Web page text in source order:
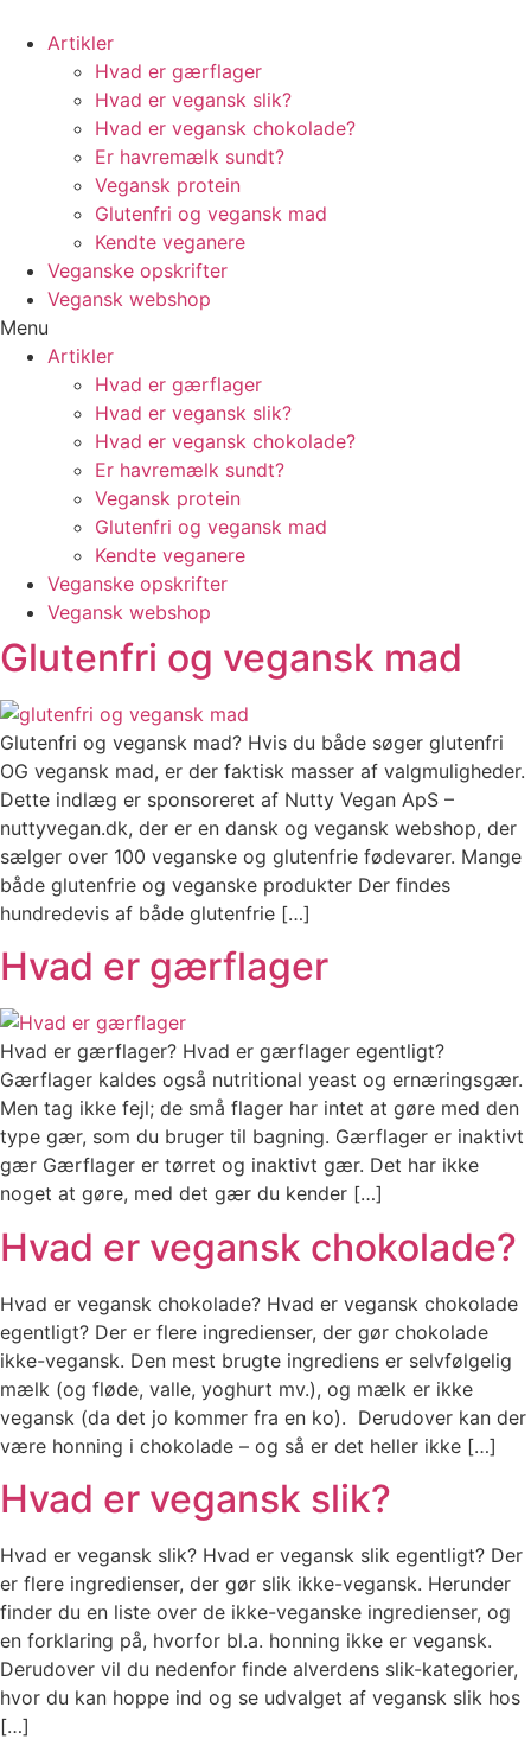
Artikler
Hvad er gærflager
Hvad er vegansk slik?
Hvad er vegansk chokolade?
Er havremælk sundt?
Vegansk protein
Glutenfri og vegansk mad
Kendte veganere
Veganske opskrifter
Vegansk webshop
Menu
Artikler
Hvad er gærflager
Hvad er vegansk slik?
Hvad er vegansk chokolade?
Er havremælk sundt?
Vegansk protein
Glutenfri og vegansk mad
Kendte veganere
Veganske opskrifter
Vegansk webshop
Glutenfri og vegansk mad
Glutenfri og vegansk mad? Hvis du både søger glutenfri
OG vegansk mad, er der faktisk masser af valgmuligheder.
Dette indlæg er sponsoreret af Nutty Vegan ApS –
nuttyvegan.dk, der er en dansk og vegansk webshop, der
sælger over 100 veganske og glutenfrie fødevarer. Mange
både glutenfrie og veganske produkter Der findes
hundredevis af både glutenfrie […]
Hvad er gærflager
Hvad er gærflager? Hvad er gærflager egentligt?
Gærflager kaldes også nutritional yeast og ernæringsgær.
Men tag ikke fejl; de små flager har intet at gøre med den
type gær, som du bruger til bagning. Gærflager er inaktivt
gær Gærflager er tørret og inaktivt gær. Det har ikke
noget at gøre, med det gær du kender […]
Hvad er vegansk chokolade?
Hvad er vegansk chokolade? Hvad er vegansk chokolade
egentligt? Der er flere ingredienser, der gør chokolade
ikke-vegansk. Den mest brugte ingrediens er selvfølgelig
mælk (og fløde, valle, yoghurt mv.), og mælk er ikke
vegansk (da det jo kommer fra en ko). Derudover kan der
være honning i chokolade – og så er det heller ikke […]
Hvad er vegansk slik?
Hvad er vegansk slik? Hvad er vegansk slik egentligt? Der
er flere ingredienser, der gør slik ikke-vegansk. Herunder
finder du en liste over de ikke-veganske ingredienser, og
en forklaring på, hvorfor bl.a. honning ikke er vegansk.
Derudover vil du nedenfor finde alverdens slik-kategorier,
hvor du kan hoppe ind og se udvalget af vegansk slik hos
[…]